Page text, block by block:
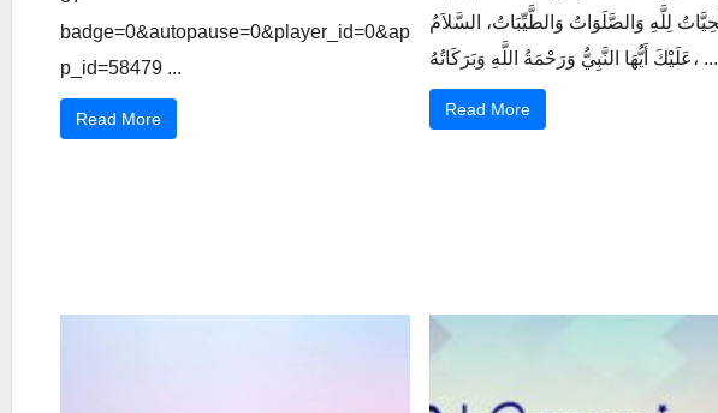
badge=0&autopause=0&player_id=0&ap
p_id=58479 ...
Read More
لِلَّهِ وَالصَّلَوَاتُ وَالطَّيِّبَاتُ، السَّلاَمُ
عَلَيْكَ أَيُّهَا النَّبِيُّ وَرَحْمَةُ اللَّهِ وَبَرَكَاتُهُ، ...
Read More